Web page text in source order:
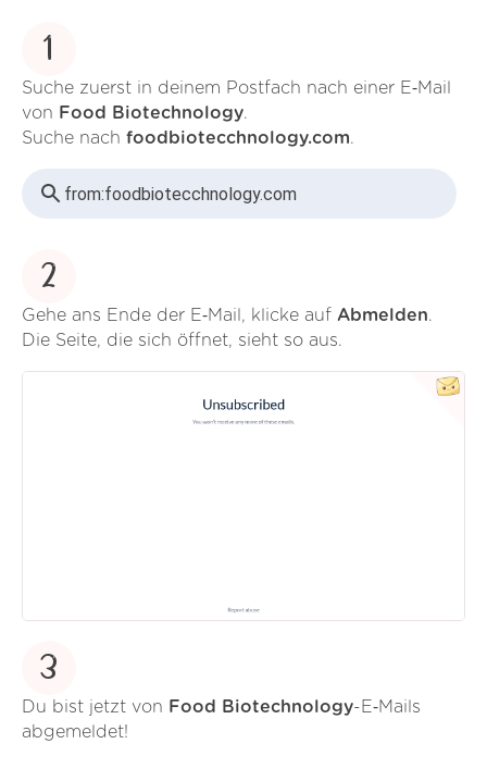
1
Suche zuerst in deinem Postfach nach einer E‑Mail
von Food Biotechnology.
Suche nach foodbiotecchnology.com.
from:foodbiotecchnology.com
2
Gehe ans Ende der E‑Mail, klicke auf Abmelden.
Die Seite, die sich öffnet, sieht so aus.
3
Du bist jetzt von Food Biotechnology-E‑Mails
abgemeldet!